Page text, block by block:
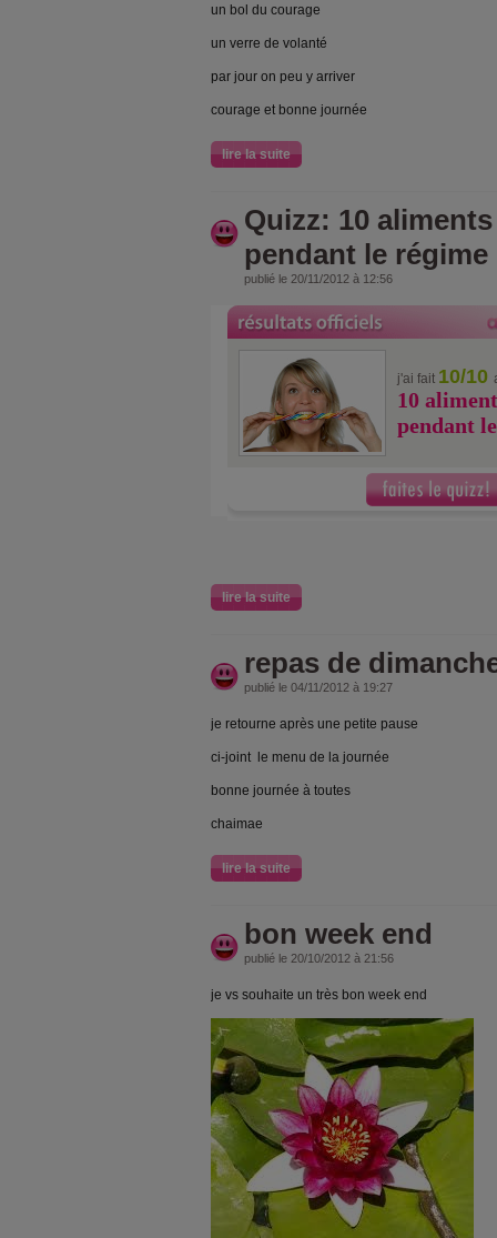
un bol du courage
un verre de volanté
par jour on peu y arriver
courage et bonne journée
lire la suite
Quizz: 10
pendant le régime
publié le 20/11/2012 à 12:56
j'ai fait 10/10
10
pendant
lire la suite
repas de
publié le 04/11/2012 à 19:27
je retourne après une petite pause
ci-joint le menu de la journée
bonne journée à toutes
chaimae
lire la suite
bon week end
publié le 20/10/2012 à 21:56
je vs souhaite un très bon week end